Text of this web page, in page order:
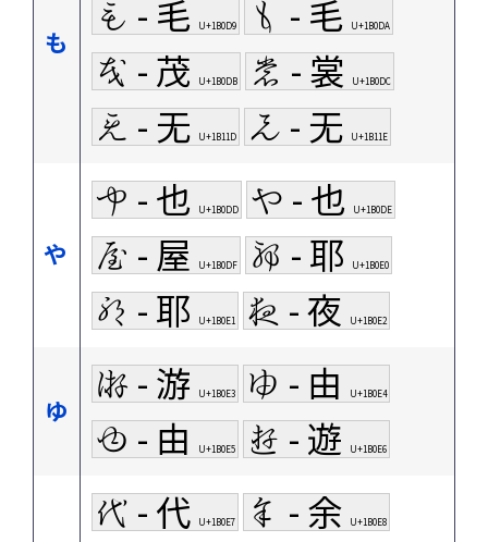
も
𛃙 - 毛 U+1B0D9 𛃚 - 毛 U+1B0DA
𛃛 - 茂 U+1B0DB 𛃜 - 裳 U+1B0DC
𛄝 - 无 U+1B11D 𛄞 - 无 U+1B11E
や
𛃝 - 也 U+1B0DD 𛃞 - 也 U+1B0DE
𛃟 - 屋 U+1B0DF 𛃠 - 耶 U+1B0E0
𛃡 - 耶 U+1B0E1 𛃢 - 夜 U+1B0E2
ゆ
𛃣 - 游 U+1B0E3 𛃤 - 由 U+1B0E4
𛃥 - 由 U+1B0E5 𛃦 - 遊 U+1B0E6
𛃧 - 代 U+1B0E7 𛃨 - 余 U+1B0E8